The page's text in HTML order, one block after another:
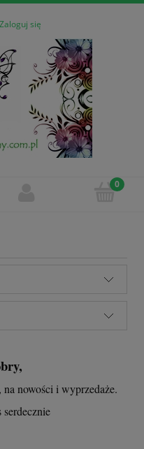
Zaloguj się
na nowości i wyprzedaże.